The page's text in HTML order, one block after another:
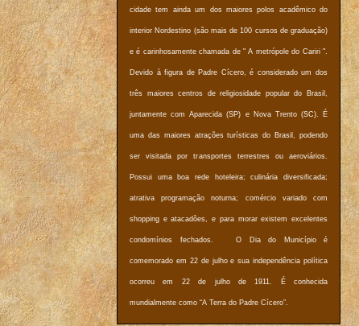
cidade tem ainda um dos maiores polos acadêmico do
interior Nordestino (são mais de 100 cursos de graduação)
e é carinhosamente chamada de " A metrópole do Cariri ".
Devido à figura de Padre Cícero, é considerado um dos
três maiores centros de religiosidade popular do Brasil,
juntamente com Aparecida (SP) e Nova Trento (SC). É
uma das maiores atrações turísticas do Brasil, podendo
ser visitada por transportes terrestres ou aeroviários.
Possui uma boa rede hoteleira; culinária diversificada;
atrativa programação noturna; comércio variado com
shopping e atacadões, e para morar existem excelentes
condomínios fechados. O Dia do Município é
comemorado em 22 de julho e sua independência política
ocorreu em 22 de julho de 1911. É conhecida
mundialmente como “A Terra do Padre Cícero”.